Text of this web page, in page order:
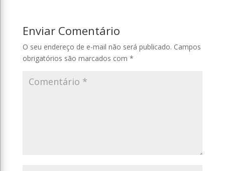
Enviar Comentário
O seu endereço de e-mail não será publicado. Campos
obrigatórios são marcados com *